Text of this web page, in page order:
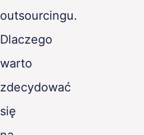
outsourcingu.
Dlaczego
warto
zdecydować
się